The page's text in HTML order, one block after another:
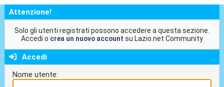
Attenzione!
Solo gli utenti registrati possono accedere a questa sezione.
Accedi o crea un nuovo account su Lazio.net Community
Accedi
Nome utente: